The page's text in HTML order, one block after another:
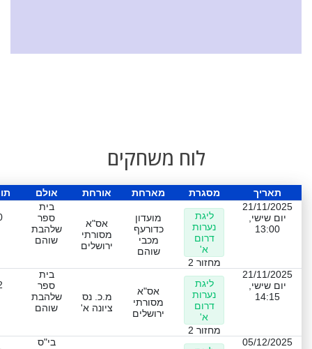
לוח משחקים
תאריך מסגרת מארחת אורחת אולם
21/11/2025
יום שישי,
13:00
ליגת
נערות
דרום
א'
מחזור 2
מועדון
כדורעף
מכבי
שוהם
אס"א
מסורתי
ירושלים
בית
ספר
שלהבת
שוהם
21/11/2025
יום שישי,
14:15
ליגת
נערות
דרום
א'
מחזור 2
אס"א
מסורתי
ירושלים
מ.כ. נס
ציונה א'
בית
ספר
שלהבת
שוהם
05/12/2025
בי"ס